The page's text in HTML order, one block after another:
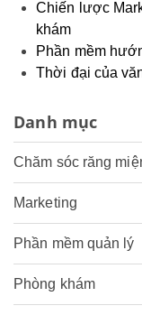
Chiến lược
khám
Phần mềm
Thời đại của
Danh mục
Chăm sóc răng
Marketing
Phần mềm quản lý
Phòng khám